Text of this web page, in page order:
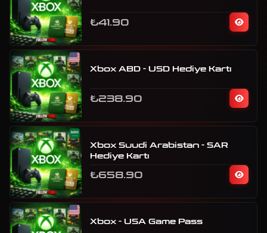
₺41.90
Xbox ABD - USD Hediye Kartı
₺238.90
Xbox Suudi Arabistan - SAR
Hediye Kartı
₺658.90
Xbox - USA Game Pass